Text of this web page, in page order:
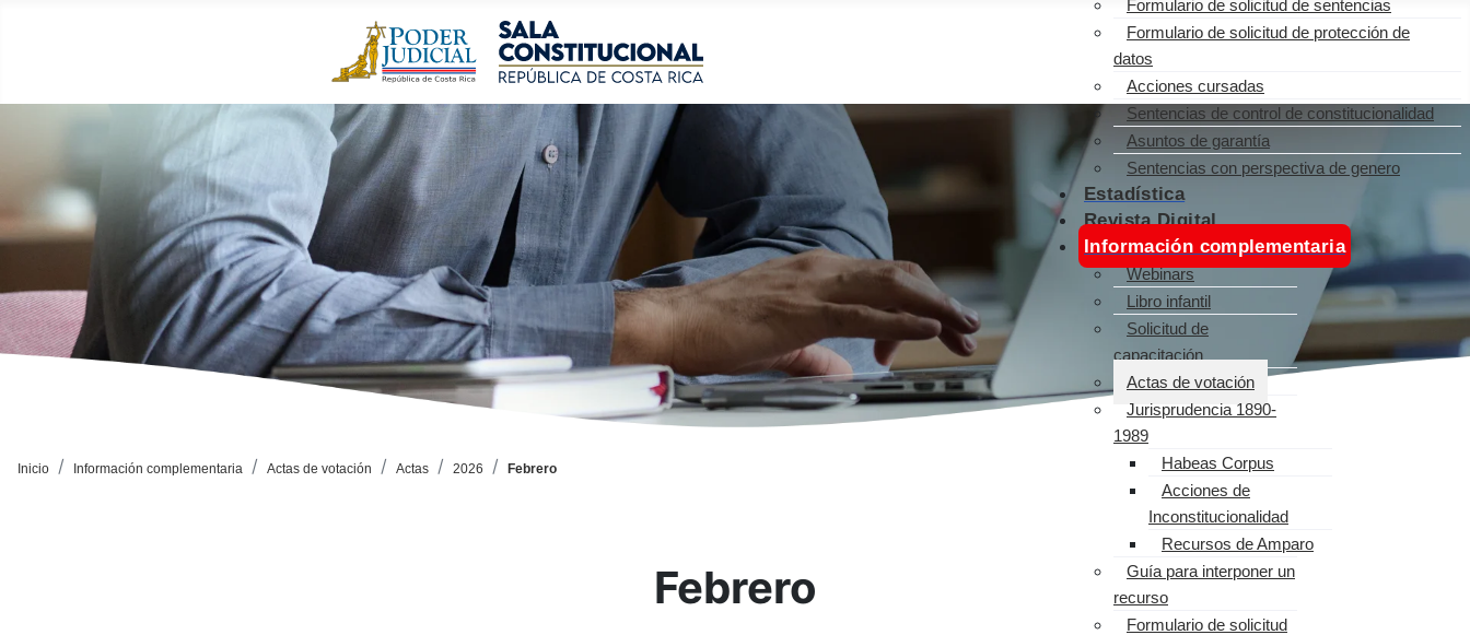
Formulario de solicitud de sentencias
Formulario de solicitud de protección de
datos
Acciones cursadas
Sentencias de control de constitucionalidad
Asuntos de garantía
Sentencias con perspectiva de genero
Estadística
Revista Digital
Información complementaria
Webinars
Libro infantil
Solicitud de
capacitación
Actas de votación
Jurisprudencia 1890-
1989
Habeas Corpus
Acciones de
Inconstitucionalidad
Recursos de Amparo
Guía para interponer un
recurso
Formulario de solicitud
Inicio Información complementaria Actas de votación Actas 2026 Febrero
Febrero